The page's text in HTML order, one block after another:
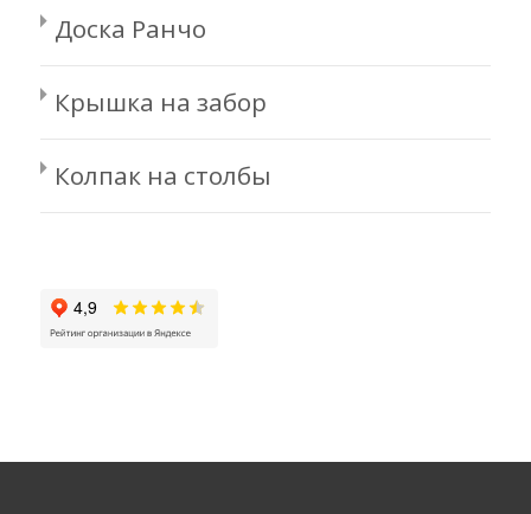
Доска Ранчо
Крышка на забор
Колпак на столбы